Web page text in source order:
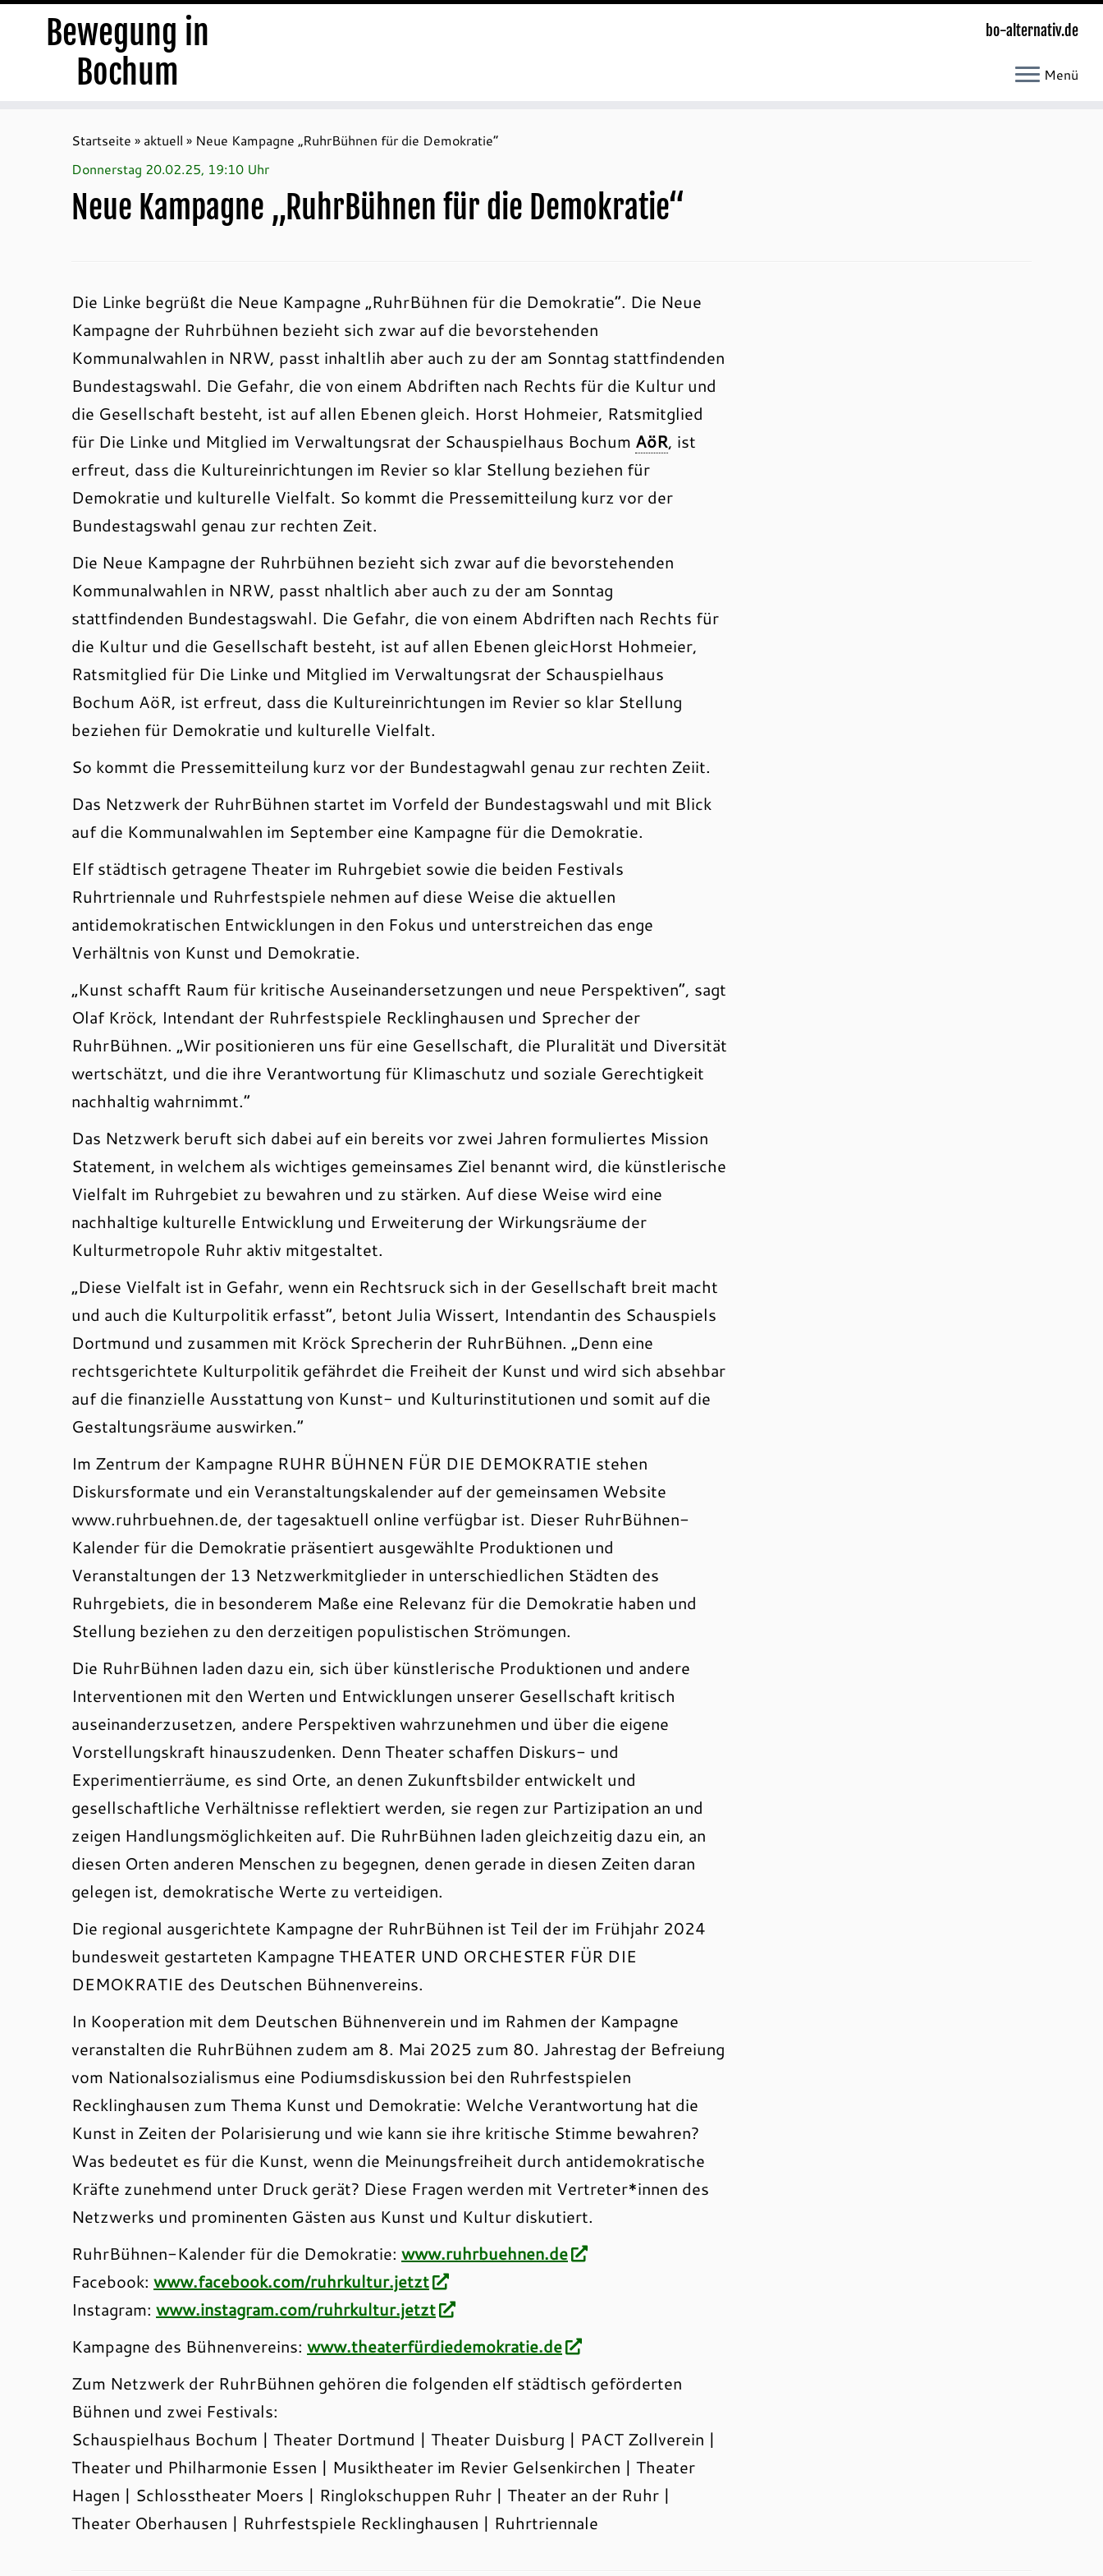
Bewegung in
Bochum
bo-alternativ.de
Menü
Startseite » aktuell » Neue Kampagne „RuhrBühnen für die Demokratie“
Donnerstag 20.02.25, 19:10 Uhr
Neue Kampagne „RuhrBühnen für die Demokratie“
Die Linke begrüßt die Neue Kampagne „RuhrBühnen für die Demokratie“. Die Neue
Kampagne der Ruhrbühnen bezieht sich zwar auf die bevorstehenden
Kommunalwahlen in NRW, passt inhaltlih aber auch zu der am Sonntag stattfindenden
Bundestagswahl. Die Gefahr, die von einem Abdriften nach Rechts für die Kultur und
die Gesellschaft besteht, ist auf allen Ebenen gleich. Horst Hohmeier, Ratsmitglied
für Die Linke und Mitglied im Verwaltungsrat der Schauspielhaus Bochum AöR, ist
erfreut, dass die Kultureinrichtungen im Revier so klar Stellung beziehen für
Demokratie und kulturelle Vielfalt. So kommt die Pressemitteilung kurz vor der
Bundestagswahl genau zur rechten Zeit.
Die Neue Kampagne der Ruhrbühnen bezieht sich zwar auf die bevorstehenden
Kommunalwahlen in NRW, passt nhaltlich aber auch zu der am Sonntag
stattfindenden Bundestagswahl. Die Gefahr, die von einem Abdriften nach Rechts für
die Kultur und die Gesellschaft besteht, ist auf allen Ebenen gleicHorst Hohmeier,
Ratsmitglied für Die Linke und Mitglied im Verwaltungsrat der Schauspielhaus
Bochum AöR, ist erfreut, dass die Kultureinrichtungen im Revier so klar Stellung
beziehen für Demokratie und kulturelle Vielfalt.
So kommt die Pressemitteilung kurz vor der Bundestagwahl genau zur rechten Zeiit.
Das Netzwerk der RuhrBühnen startet im Vorfeld der Bundestagswahl und mit Blick
auf die Kommunalwahlen im September eine Kampagne für die Demokratie.
Elf städtisch getragene Theater im Ruhrgebiet sowie die beiden Festivals
Ruhrtriennale und Ruhrfestspiele nehmen auf diese Weise die aktuellen
antidemokratischen Entwicklungen in den Fokus und unterstreichen das enge
Verhältnis von Kunst und Demokratie.
„Kunst schafft Raum für kritische Auseinandersetzungen und neue Perspektiven”, sagt
Olaf Kröck, Intendant der Ruhrfestspiele Recklinghausen und Sprecher der
RuhrBühnen. „Wir positionieren uns für eine Gesellschaft, die Pluralität und Diversität
wertschätzt, und die ihre Verantwortung für Klimaschutz und soziale Gerechtigkeit
nachhaltig wahrnimmt.“
Das Netzwerk beruft sich dabei auf ein bereits vor zwei Jahren formuliertes Mission
Statement, in welchem als wichtiges gemeinsames Ziel benannt wird, die künstlerische
Vielfalt im Ruhrgebiet zu bewahren und zu stärken. Auf diese Weise wird eine
nachhaltige kulturelle Entwicklung und Erweiterung der Wirkungsräume der
Kulturmetropole Ruhr aktiv mitgestaltet.
„Diese Vielfalt ist in Gefahr, wenn ein Rechtsruck sich in der Gesellschaft breit macht
und auch die Kulturpolitik erfasst”, betont Julia Wissert, Intendantin des Schauspiels
Dortmund und zusammen mit Kröck Sprecherin der RuhrBühnen. „Denn eine
rechtsgerichtete Kulturpolitik gefährdet die Freiheit der Kunst und wird sich absehbar
auf die finanzielle Ausstattung von Kunst- und Kulturinstitutionen und somit auf die
Gestaltungsräume auswirken.“
Im Zentrum der Kampagne RUHR BÜHNEN FÜR DIE DEMOKRATIE stehen
Diskursformate und ein Veranstaltungskalender auf der gemeinsamen Website
www.ruhrbuehnen.de, der tagesaktuell online verfügbar ist. Dieser RuhrBühnen-
Kalender für die Demokratie präsentiert ausgewählte Produktionen und
Veranstaltungen der 13 Netzwerkmitglieder in unterschiedlichen Städten des
Ruhrgebiets, die in besonderem Maße eine Relevanz für die Demokratie haben und
Stellung beziehen zu den derzeitigen populistischen Strömungen.
Die RuhrBühnen laden dazu ein, sich über künstlerische Produktionen und andere
Interventionen mit den Werten und Entwicklungen unserer Gesellschaft kritisch
auseinanderzusetzen, andere Perspektiven wahrzunehmen und über die eigene
Vorstellungskraft hinauszudenken. Denn Theater schaffen Diskurs- und
Experimentierräume, es sind Orte, an denen Zukunftsbilder entwickelt und
gesellschaftliche Verhältnisse reflektiert werden, sie regen zur Partizipation an und
zeigen Handlungsmöglichkeiten auf. Die RuhrBühnen laden gleichzeitig dazu ein, an
diesen Orten anderen Menschen zu begegnen, denen gerade in diesen Zeiten daran
gelegen ist, demokratische Werte zu verteidigen.
Die regional ausgerichtete Kampagne der RuhrBühnen ist Teil der im Frühjahr 2024
bundesweit gestarteten Kampagne THEATER UND ORCHESTER FÜR DIE
DEMOKRATIE des Deutschen Bühnenvereins.
In Kooperation mit dem Deutschen Bühnenverein und im Rahmen der Kampagne
veranstalten die RuhrBühnen zudem am 8. Mai 2025 zum 80. Jahrestag der Befreiung
vom Nationalsozialismus eine Podiumsdiskussion bei den Ruhrfestspielen
Recklinghausen zum Thema Kunst und Demokratie: Welche Verantwortung hat die
Kunst in Zeiten der Polarisierung und wie kann sie ihre kritische Stimme bewahren?
Was bedeutet es für die Kunst, wenn die Meinungsfreiheit durch antidemokratische
Kräfte zunehmend unter Druck gerät? Diese Fragen werden mit Vertreter*innen des
Netzwerks und prominenten Gästen aus Kunst und Kultur diskutiert.
RuhrBühnen-Kalender für die Demokratie: www.ruhrbuehnen.de
Facebook: www.facebook.com/ruhrkultur.jetzt
Instagram: www.instagram.com/ruhrkultur.jetzt
Kampagne des Bühnenvereins: www.theaterfürdiedemokratie.de
Zum Netzwerk der RuhrBühnen gehören die folgenden elf städtisch geförderten
Bühnen und zwei Festivals:
Schauspielhaus Bochum | Theater Dortmund | Theater Duisburg | PACT Zollverein |
Theater und Philharmonie Essen | Musiktheater im Revier Gelsenkirchen | Theater
Hagen | Schlosstheater Moers | Ringlokschuppen Ruhr | Theater an der Ruhr |
Theater Oberhausen | Ruhrfestspiele Recklinghausen | Ruhrtriennale